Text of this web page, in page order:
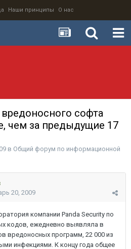
Наши принципы О нас
софта
чем за предыдущие 17
в Общий форум по информационной
20, 2009
компании Panda Security по
кодов, ежедневно выявляла в
вредоносных программ, 22 000 из
инфекциями. К концу года общее